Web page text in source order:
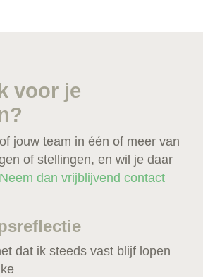
voor je
jouw team in één of meer van
of stellingen, en wil je daar
Neem dan vrijblijvend contact
dat ik steeds vast blijf lopen